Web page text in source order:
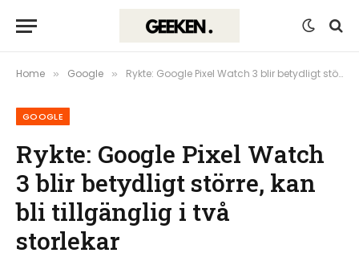
Home » Google » Rykte: Google Pixel Watch 3 blir betydligt större, kan bli tillgänglig i två storlekar
GOOGLE
Rykte: Google Pixel Watch
3 blir betydligt större, kan
bli tillgänglig i två
storlekar